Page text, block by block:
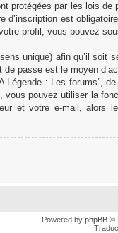
protégées par les lois
d’inscription est
profil, vous pouvez
unique) afin qu’il
passe est le moyen
Légende : Les forums”,
pouvez utiliser la
et votre e-mail,
Powered by phpBB ©